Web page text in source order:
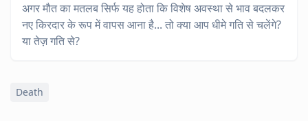
अगर मौत का मतलब सिर्फ यह होता कि विशेष अवस्था से भाव बदलकर
नए किरदार के रूप में वापस आना है... तो क्या आप धीमे गति से चलेंगे?
या तेज़ गति से?
Death